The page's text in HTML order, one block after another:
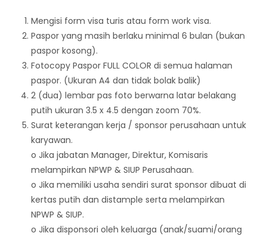
Mengisi form visa turis atau form work visa.
Paspor yang masih berlaku minimal 6 bulan (bukan
paspor kosong).
Fotocopy Paspor FULL COLOR di semua halaman
paspor. (Ukuran A4 dan tidak bolak balik)
2 (dua) lembar pas foto berwarna latar belakang
putih ukuran 3.5 x 4.5 dengan zoom 70%.
Surat keterangan kerja / sponsor perusahaan untuk
karyawan.
o Jika jabatan Manager, Direktur, Komisaris
melampirkan NPWP & SIUP Perusahaan.
o Jika memiliki usaha sendiri surat sponsor dibuat di
kertas putih dan distample serta melampirkan
NPWP & SIUP.
o Jika disponsori oleh keluarga (anak/suami/orang